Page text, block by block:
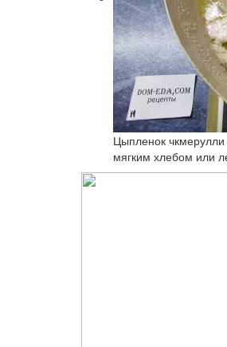
Цыпленок чкмерулли
мягким хлебом или